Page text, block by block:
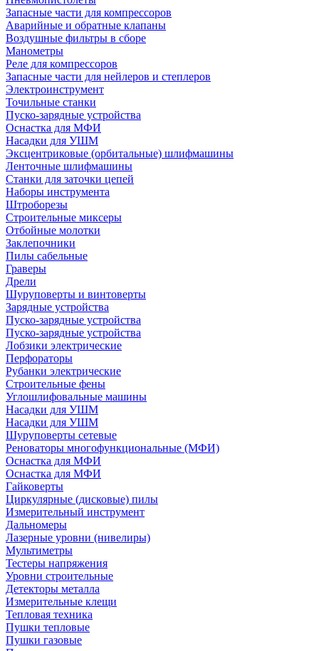
Запасные части для компрессоров
Аварийные и обратные клапаны
Воздушные фильтры в сборе
Манометры
Реле для компрессоров
Запасные части для нейлеров и степлеров
Электроинструмент
Точильные станки
Пуско-зарядные устройства
Оснастка для МФИ
Насадки для УШМ
Эксцентриковые (орбитальные) шлифмашины
Ленточные шлифмашины
Станки для заточки цепей
Наборы инструмента
Штроборезы
Строительные миксеры
Отбойные молотки
Заклепочники
Пилы сабельные
Граверы
Дрели
Шуруповерты и винтоверты
Зарядные устройства
Пуско-зарядные устройства
Пуско-зарядные устройства
Лобзики электрические
Перфораторы
Рубанки электрические
Строительные фены
Углошлифовальные машины
Насадки для УШМ
Насадки для УШМ
Шуруповерты сетевые
Реноваторы многофункциональные (МФИ)
Оснастка для МФИ
Оснастка для МФИ
Гайковерты
Циркулярные (дисковые) пилы
Измерительный инструмент
Дальномеры
Лазерные уровни (нивелиры)
Мультиметры
Тестеры напряжения
Уровни строительные
Детекторы металла
Измерительные клещи
Тепловая техника
Пушки тепловые
Пушки газовые